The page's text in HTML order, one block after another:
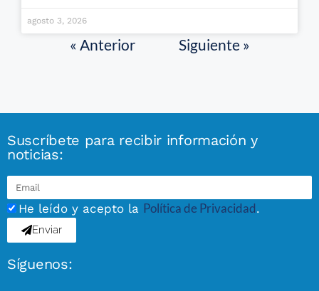
agosto 3, 2026
« Anterior Siguiente »
Suscríbete para recibir información y
noticias:
He leído y acepto la Política de Privacidad.
Enviar
Síguenos: